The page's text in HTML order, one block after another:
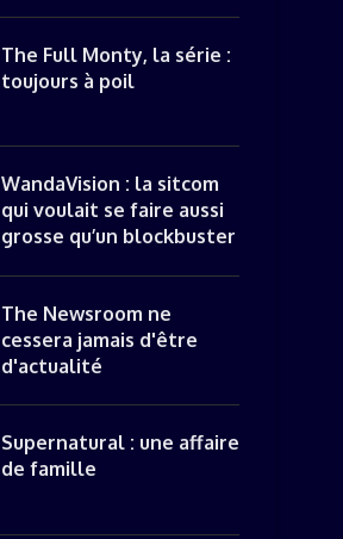
The Full Monty, la série :
toujours à poil
WandaVision : la sitcom
qui voulait se faire aussi
grosse qu’un blockbuster
The Newsroom ne
cessera jamais d'être
d'actualité
Supernatural : une affaire
de famille